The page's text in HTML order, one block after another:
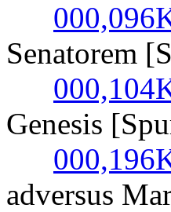
Senatorem
Genesis
adversus